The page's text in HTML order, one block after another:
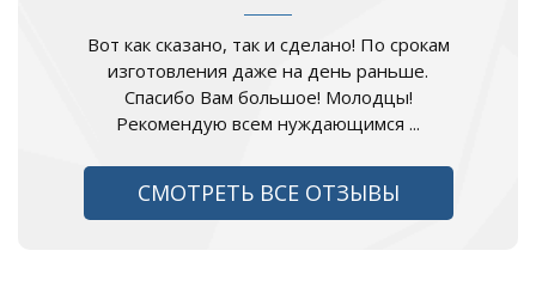
Вот как сказано, так и сделано! По срокам
изготовления даже на день раньше.
Спасибо Вам большое! Молодцы!
Рекомендую всем нуждающимся ...
СМОТРЕТЬ ВСЕ ОТЗЫВЫ